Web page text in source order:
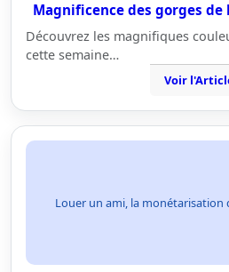
Magnificence des gorges
Découvrez les magnifiques
cette semaine…
Voir
Louer un ami, la